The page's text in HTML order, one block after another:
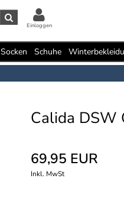
Einloggen
Socken Schuhe
Calida DSW
69,95 EUR
Inkl. MwSt